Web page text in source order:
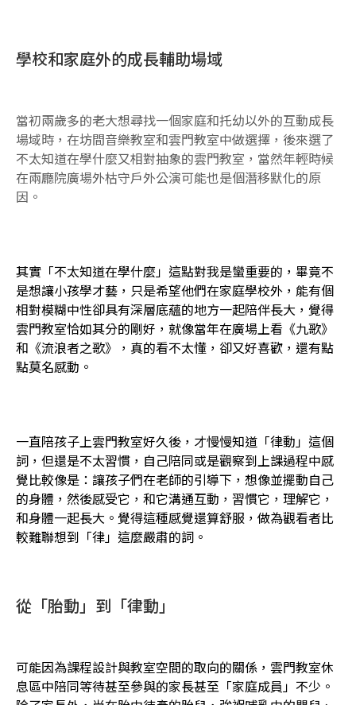
學校和家庭外的成長輔助場域
當初兩歲多的老大想尋找一個家庭和托幼以外的互動成長
場域時，在坊間音樂教室和雲門教室中做選擇，後來選了
不太知道在學什麼又相對抽象的雲門教室，當然年輕時候
在兩廳院廣場外枯守戶外公演可能也是個潛移默化的原
因。
其實「不太知道在學什麼」這點對我是蠻重要的，畢竟不
是想讓小孩學才藝，只是希望他們在家庭學校外，能有個
相對模糊中性卻具有深層底蘊的地方一起陪伴長大，覺得
雲門教室恰如其分的剛好，就像當年在廣場上看《九歌》
和《流浪者之歌》，真的看不太懂，卻又好喜歡，還有點
點莫名感動。
一直陪孩子上雲門教室好久後，才慢慢知道「律動」這個
詞，但還是不太習慣，自己陪同或是觀察到上課過程中感
覺比較像是：讓孩子們在老師的引導下，想像並擺動自己
的身體，然後感受它，和它溝通互動，習慣它，理解它，
和身體一起長大。覺得這種感覺還算舒服，做為觀看者比
較難聯想到「律」這麼嚴肅的詞。
從「胎動」到「律動」
可能因為課程設計與教室空間的取向的關係，雲門教室休
息區中陪同等待甚至參與的家長甚至「家庭成員」不少。